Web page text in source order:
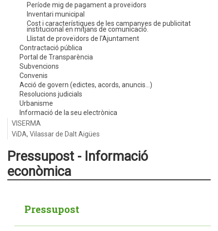
Període mig de pagament a proveïdors
Inventari municipal
Cost i característiques de les campanyes de publicitat
institucional en mitjans de comunicació.
Llistat de proveïdors de l'Ajuntament
Contractació pública
Portal de Transparència
Subvencions
Convenis
Acció de govern (edictes, acords, anuncis...)
Resolucions judicials
Urbanisme
Informació de la seu electrònica
VISERMA
ViDA, Vilassar de Dalt Aigües
Pressupost - Informació
econòmica
Pressupost